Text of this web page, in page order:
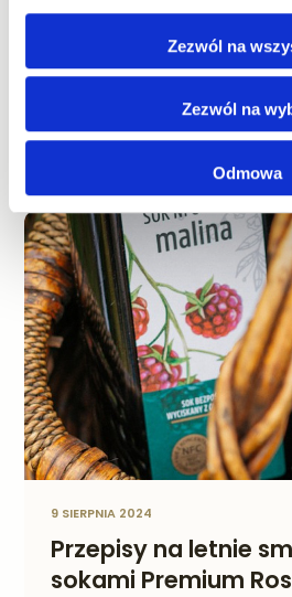
Zezwól na
Zezwól na
Odmowa
Nasz
9 SIERPNIA 2024
Przepisy na letnie
sokami Premium